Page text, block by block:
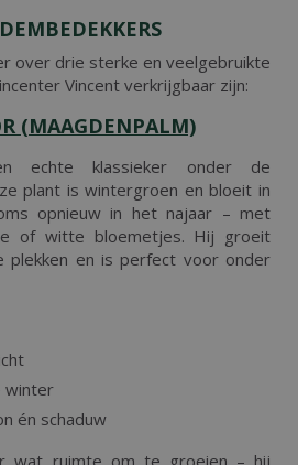
over drie sterke en veelgebruikte
Vincent verkrijgbaar zijn:
(MAAGDENPALM)
echte klassieker onder de
plant is wintergroen en bloeit in
opnieuw in het najaar – met
of witte bloemetjes. Hij groeit
plekken en is perfect voor onder
winter
én schaduw